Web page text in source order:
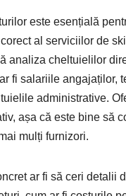
este esențială
al serviciilor de
analiza cheltuielilor
fi salariile angajaților,
administrative.
așa că este bine să
mulți furnizori.
ar fi să ceri detalii